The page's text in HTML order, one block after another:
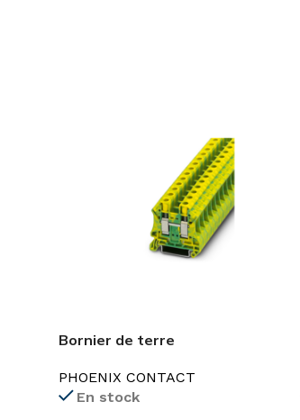
Bornier de terre
PHOENIX CONTACT
En stock